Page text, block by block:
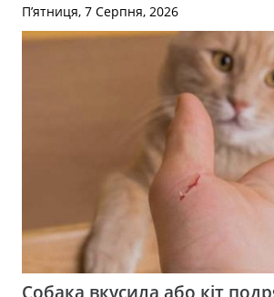
П’ятниця, 7 Серпня, 2026